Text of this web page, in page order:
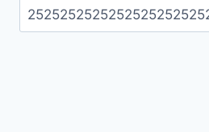
Suchen
nach: